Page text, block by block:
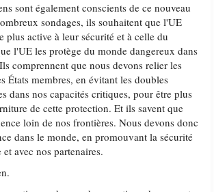
sont également conscients de ce nouveau
sondages, ils souhaitent que l'UE
plus active à leur sécurité et à celle du
l'UE les protège du monde dangereux dans
comprennent que nous devons relier les
États membres, en évitant les doubles
dans nos capacités critiques, pour être plus
de cette protection. Et ils savent que
loin de nos frontières. Nous devons donc
dans le monde, en promouvant la sécurité
avec nos partenaires.